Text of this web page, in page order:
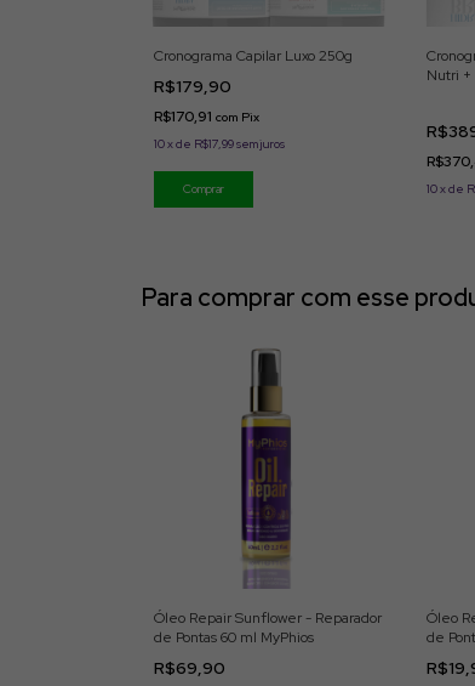
Cronograma Capilar Luxo 250g
R$179,90
R$170,91 com Pix
10xde R$17,99sem juros
Nutri +
Hidra
10xde
Para comprar com esse
Óleo Repair Sunflower - Reparador
de Pontas 60 ml MyPhios
R$69,90
Óleo
de